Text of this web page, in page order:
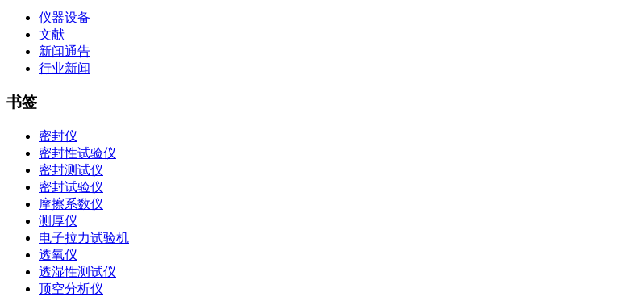
仪器设备
文献
新闻通告
行业新闻
书签
密封仪
密封性试验仪
密封测试仪
密封试验仪
摩擦系数仪
测厚仪
电子拉力试验机
透氧仪
透湿性测试仪
顶空分析仪